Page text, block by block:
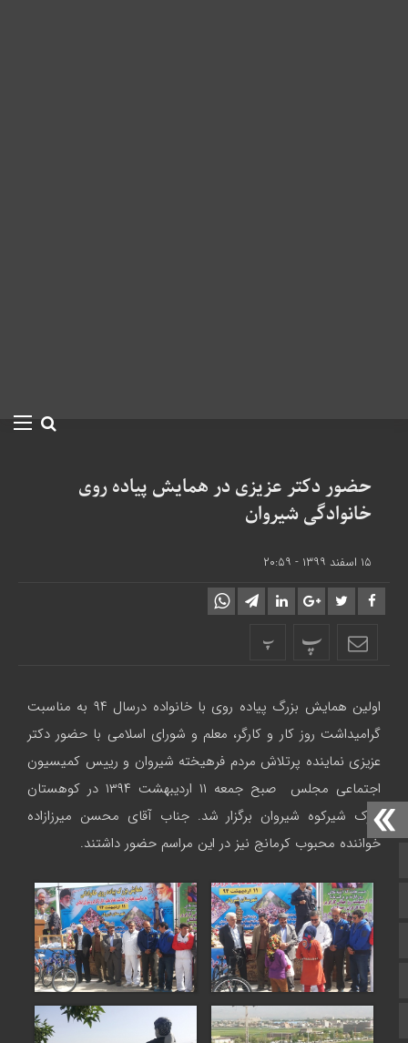
تالار گفتمان
اپلیکیشن سایت
سروش
حضور دکتر عزیزی در همایش پیاده روی
خانوادگی شیروان
۱۵ اسفند ۱۳۹۹ - ۲۰:۵۹
پ پ
اولین همایش بزرگ پیاده روی با خانواده درسال ۹۴ به مناسبت
گرامیداشت روز کار و کارگر، معلم و شورای اسلامی با حضور دکتر
عزیزی نماینده پرتلاش مردم فرهیخته شیروان و رییس کمیسیون
اجتماعی مجلس صبح جمعه ۱۱ اردیبهشت ۱۳۹۴ در کوهستان
پارک شیرکوه شیروان برگزار شد. جناب آقای محسن میرزازاده
خواننده محبوب کرمانج نیز در این مراسم حضور داشتند.